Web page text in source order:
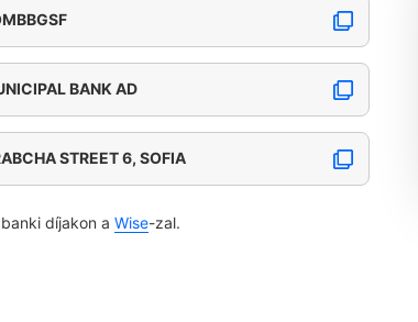
BANK AD
STREET 6, SOFIA
díjakon a Wise-zal.